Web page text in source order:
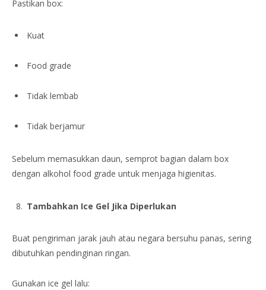
Pastikan box:
Kuat
Food grade
Tidak lembab
Tidak berjamur
Sebelum memasukkan daun, semprot bagian dalam box
dengan alkohol food grade untuk menjaga higienitas.
Tambahkan Ice Gel Jika Diperlukan
Buat pengiriman jarak jauh atau negara bersuhu panas, sering
dibutuhkan pendinginan ringan.
Gunakan ice gel lalu: